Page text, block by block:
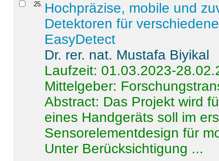
25. Hochpräzise, mobile und
Detektoren für
EasyDetect
Dr. rer. nat. Mustafa Biyikal
Laufzeit: 01.03.2023-
Mittelgeber:
Abstract: Das Projekt wird
eines Handgeräts soll im
Sensorelementdesign für
Unter Berücksichtigung ...